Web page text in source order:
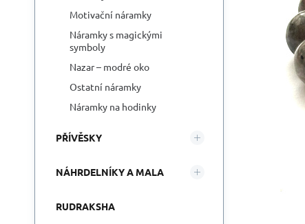
Motivační náramky
Náramky s magickými
symboly
Nazar – modré oko
Ostatní náramky
Náramky na hodinky
PŘÍVĚSKY
NÁHRDELNÍKY A MALA
RUDRAKSHA